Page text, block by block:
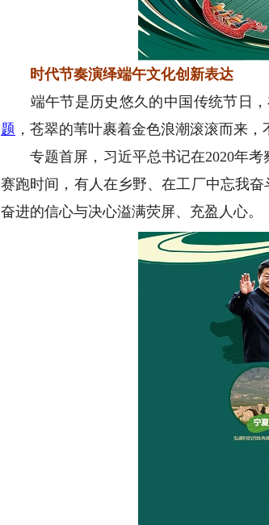
时代节奏演绎端午文化创新表达
端午节是历史悠久的中国传统节日，
题 ，苍翠的苇叶裹着金色浪潮滚滚而来
专题首屏，习近平总书记在2020年考
赛跑时间，有人在乡野、在工厂中忘我
奋进的信心与决心溢满荧屏、充盈人心。